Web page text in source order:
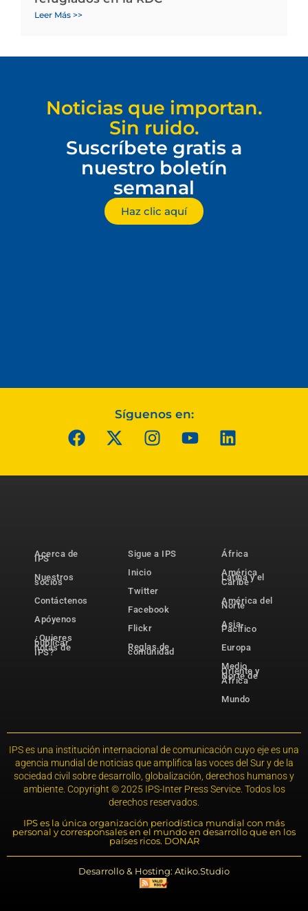
Leer Más >>
Noticias que importan.
Sin ruido.
Suscríbete gratis a
nuestro boletín
semanal
Haz clic aquí
Síguenos en:
Acerca de
IPS
Nuestros
socios
Contáctenos
Apóyenos
¿Quieres
publicar
notas de
IPS?
Sigue a IPS
Inicio
Twitter
Facebook
Flickr
Reglas de
comunidad
África
América
Latina y el
Caribe
América del
Norte
Asia-
Pacífico
Europa
Medio
Oriente y
Norte de
África
Mundo
IPS es una institución internacional de comunicación cuyo eje es una
agencia mundial de noticias que amplifica las voces del Sur y de la
sociedad civil sobre desarrollo, globalización, derechos humanos y
ambiente. Copyright © 2025 IPS-Inter Press Service. Todos los
derechos reservados.
IPS es la única organización periodística mundial con más
personal y corresponsales en el mundo en desarrollo que en los
países ricos. DONAR
Desarrollo & Hosting: Atiko.Studio